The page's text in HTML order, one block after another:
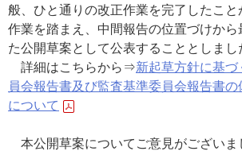
般、ひと通りの改正作業を完了したこ
作業を踏まえ、中間報告の位置づけから
た公開草案として公表することとしまし
詳細はこちらから⇒新起草方針に基
員会報告書及び監査基準委員会報告書
について
本公開草案についてご意見がございま